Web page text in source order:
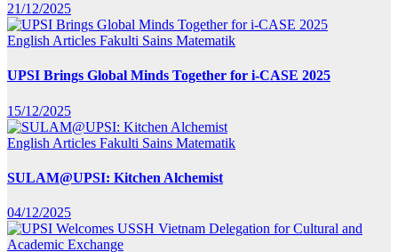
21/12/2025
English Articles Fakulti Sains Matematik
UPSI Brings Global Minds Together for i-CASE 2025
15/12/2025
English Articles Fakulti Sains Matematik
SULAM@UPSI: Kitchen Alchemist
04/12/2025